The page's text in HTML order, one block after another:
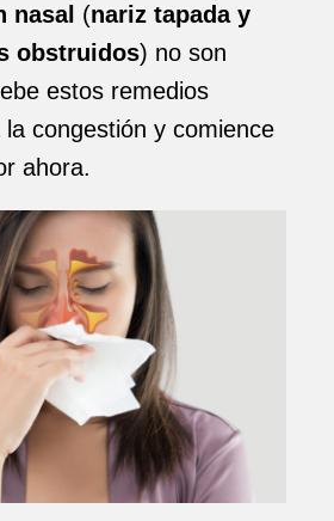
nasal (nariz tapada y
obstruidos) no son
estos remedios
congestión y comience
ahora.